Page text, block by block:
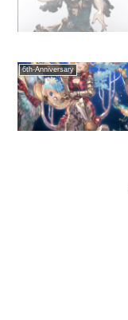
6th-Anniversary